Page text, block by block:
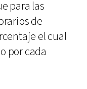
para las
de
el cual
por cada